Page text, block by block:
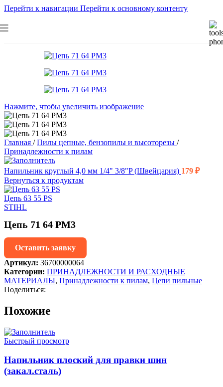
Перейти к навигации Перейти к основному контенту
Нажмите, чтобы увеличить изображение
Главная / Пилы цепные, бензопилы и высоторезы /
Принадлежности к пилам
Напильник круглый 4,0 мм 1/4" 3/8"P (Швейцария) 179 ₽
Вернуться к продуктам
Цепь 63 55 PS
STIHL
Цепь 71 64 PM3
Оставить заявку
Артикул: 36700000064
Категории: ПРИНАДЛЕЖНОСТИ И РАСХОДНЫЕ
МАТЕРИАЛЫ, Принадлежности к пилам, Цепи пильные
Поделиться:
Похожие
Быстрый просмотр
Напильник плоский для правки шин
(закал.сталь)